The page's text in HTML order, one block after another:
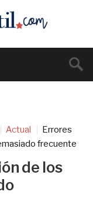
Actual
Errores
frecuente
de los